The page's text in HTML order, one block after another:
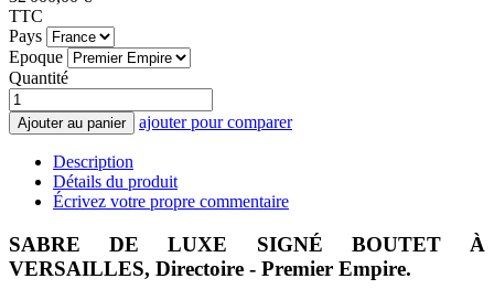
TTC
Pays
Epoque
Quantité
Ajouter au panier ajouter pour comparer
Description
Détails du produit
Écrivez votre propre commentaire
SABRE DE LUXE SIGNÉ BOUTET À
VERSAILLES, Directoire - Premier Empire.